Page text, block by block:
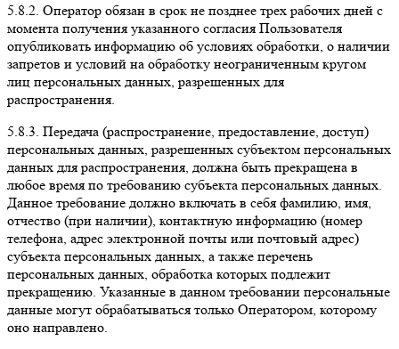
5.8.2. Оператор обязан в срок не позднее трех рабочих дней с
момента получения указанного согласия Пользователя
опубликовать информацию об условиях обработки, о наличии
запретов и условий на обработку неограниченным кругом
лиц персональных данных, разрешенных для
распространения.
5.8.3. Передача (распространение, предоставление, доступ)
персональных данных, разрешенных субъектом персональных
данных для распространения, должна быть прекращена в
любое время по требованию субъекта персональных данных.
Данное требование должно включать в себя фамилию, имя,
отчество (при наличии), контактную информацию (номер
телефона, адрес электронной почты или почтовый адрес)
субъекта персональных данных, а также перечень
персональных данных, обработка которых подлежит
прекращению. Указанные в данном требовании персональные
данные могут обрабатываться только Оператором, которому
оно направлено.